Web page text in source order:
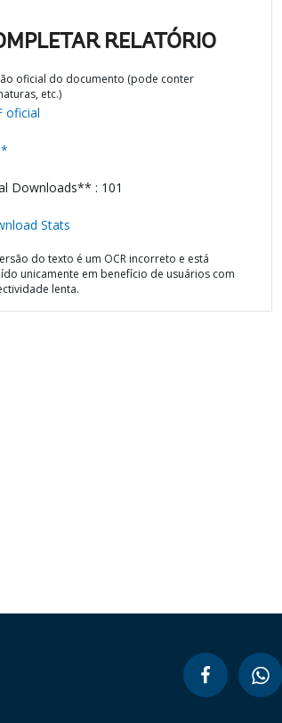
RELATÓRIO
oficial do documento (pode conter
etc.)
oficial
Downloads** : 101
Stats
do texto é um OCR incorreto e está
unicamente em benefício de usuários com
lenta.